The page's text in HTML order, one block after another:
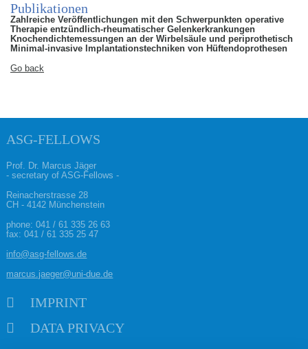
Publikationen
Zahlreiche Veröffentlichungen mit den Schwerpunkten operative
Therapie entzündlich-rheumatischer Gelenkerkrankungen
Knochendichtemessungen an der Wirbelsäule und periprothetisch
Minimal-invasive Implantationstechniken von Hüftendoprothesen
Go back
ASG-FELLOWS
Prof. Dr. Marcus Jäger
- secretary of ASG-Fellows -
Reinacherstrasse 28
CH - 4142 Münchenstein
phone:041 / 61 335 26 63
fax: 041 / 61 335 25 47
info@asg-fellows.de
marcus.jaeger@uni-due.de
IMPRINT
DATA PRIVACY